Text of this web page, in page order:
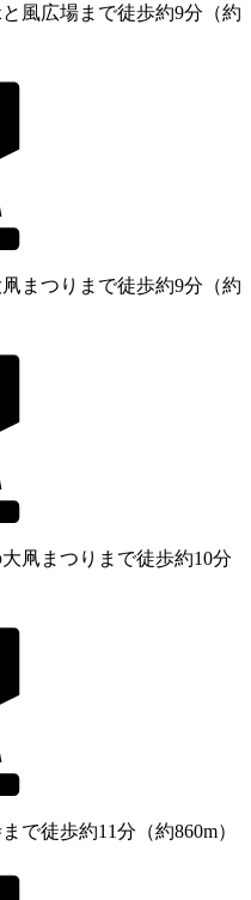
風広場まで徒歩約9分（約
まつりまで徒歩約9分（約
凧まつりまで徒歩約10分
で徒歩約11分（約860m）